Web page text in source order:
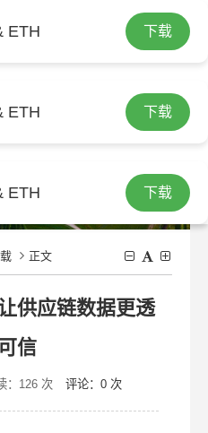
ETH 下载
ETH 下载
ETH 下载
繁
正文
供应链数据更透
信
：126 次 评论：0 次